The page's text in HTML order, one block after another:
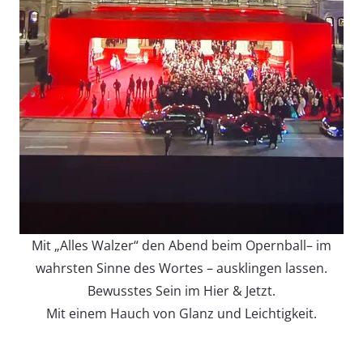
Mit „Alles Walzer“ den Abend beim Opernball– im
wahrsten Sinne des Wortes – ausklingen lassen.
Bewusstes Sein im Hier & Jetzt.
Mit einem Hauch von Glanz und Leichtigkeit.